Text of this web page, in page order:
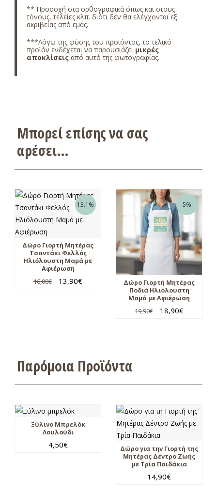
** Προσοχή στα ορθογραφικά όπως και στους
τόνους, τελείες κλπ. διότι δεν θα ελέγχονται εξ
ακριβείας από εμάς.
***Λόγω της φύσης του προϊόντος, το τελικό
προϊόν ενδέχεται να παρουσιάζει μικρές
αποκλίσειςαπό αυτό της φωτογραφίας.
Μπορεί επίσης να σας
αρέσει…
13.1%
Δώρο Γιορτή Μητέρας
Τσαντάκι Φελλός
Ηλιόλουστη Μαμά με
Αφιέρωση
16,00€ 13,90€
5%
Δώρο Γιορτή Μητέρας
Ποδιά Ηλιόλουστη
Μαμά με Αφιέρωση
19,90€ 18,90€
Παρόμοια Προϊόντα
Ξύλινο Μπρελόκ
Λουλούδι
4,50€
Δώρο για την Γιορτή της
Μητέρας Δέντρο Ζωής
με Τρία Παιδάκια
14,90€